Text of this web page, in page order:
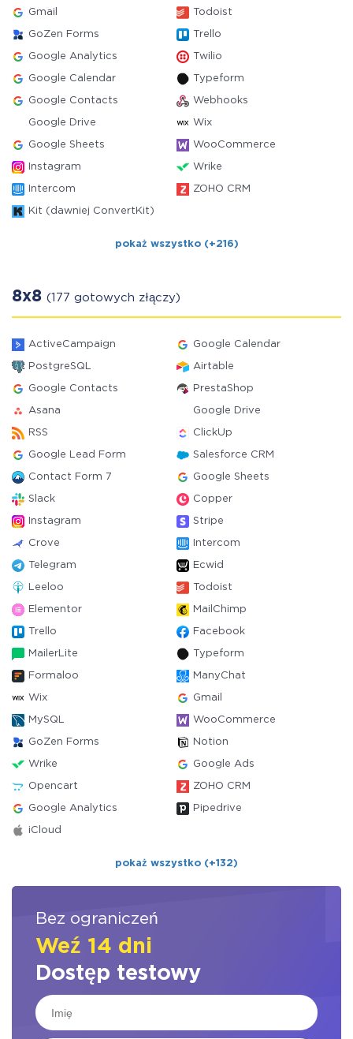
Gmail Todoist
GoZen Forms Trello
Google Analytics Twilio
Google Calendar Typeform
Google Contacts Webhooks
Google Drive Wix
Google Sheets WooCommerce
Instagram Wrike
Intercom ZOHO CRM
Kit (dawniej ConvertKit)
pokaż wszystko (+216)
8x8 (177 gotowych złączy)
ActiveCampaign Google Calendar
PostgreSQL Airtable
Google Contacts PrestaShop
Asana Google Drive
RSS ClickUp
Google Lead Form Salesforce CRM
Contact Form 7 Google Sheets
Slack Copper
Instagram Stripe
Crove Intercom
Telegram Ecwid
Leeloo Todoist
Elementor MailChimp
Trello Facebook
MailerLite Typeform
Formaloo ManyChat
Wix Gmail
MySQL WooCommerce
GoZen Forms Notion
Wrike Google Ads
Opencart ZOHO CRM
Google Analytics Pipedrive
iCloud
pokaż wszystko (+132)
Bez ograniczeń
Weź 14 dni
Dostęp testowy